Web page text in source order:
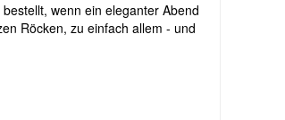
wenn ein eleganter Abend
Röcken, zu einfach allem - und